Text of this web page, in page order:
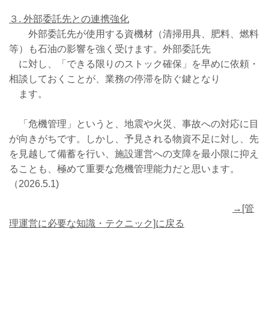
３ . 外部委託先との連携強化
外部委託先が使用する資機材（清掃用具、肥料、燃料
等）も石油の影響を強く受けます。外部委託先
に対し、「できる限りのストック確保」を早めに依頼・
相談しておくことが、業務の停滞を防ぐ鍵となり
ます。
「危機管理」というと、地震や火災、事故への対応に目
が向きがちです。しかし、予見される物資不足に対し、先
を見越して備蓄を行い、施設運営への支障を最小限に抑え
ることも、極めて重要な危機管理能力だと思います。
（2026.5.1)
→[管
理運営に必要な知識・テクニック]に戻る